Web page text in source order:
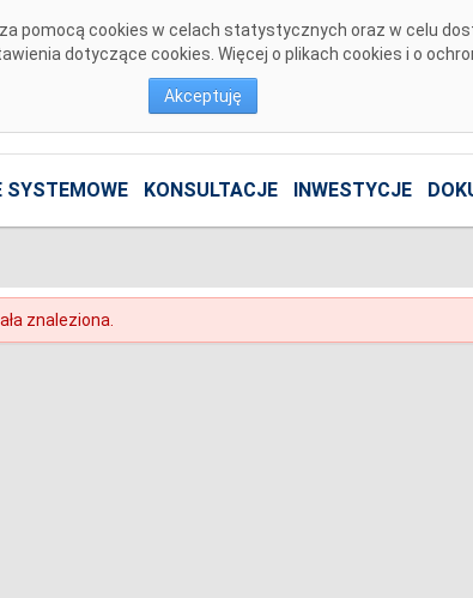
pomocą cookies w celach statystycznych oraz w celu
dotyczące cookies. Więcej o plikach cookies i o
Akceptuję
SYSTEMOWE KONSULTACJE INWESTYCJE
znaleziona.